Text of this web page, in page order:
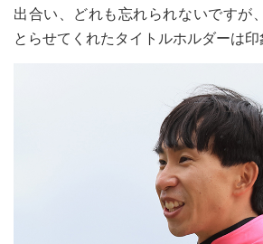
出合い、どれも忘れられないですが
とらせてくれたタイトルホルダーは印